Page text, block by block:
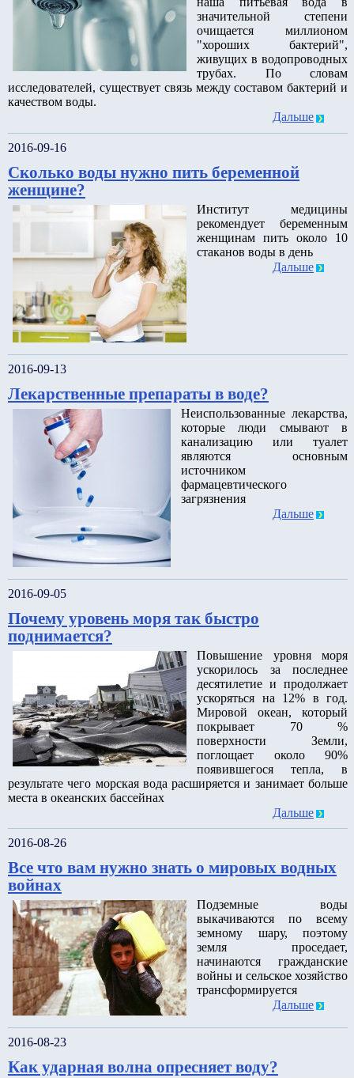
значительной степени
очищается миллионом
"хороших бактерий",
живущих в водопроводных
трубах. По словам
исследователей, существует связь между составом бактерий и
качеством воды.
Дальше
2016-09-16
Сколько воды нужно пить беременной
женщине?
Институт медицины
рекомендует беременным
женщинам пить около 10
стаканов воды в день
Дальше
2016-09-13
Лекарственные препараты в воде?
Неиспользованные лекарства,
которые люди смывают в
канализацию или туалет
являются основным
источником
фармацевтического
загрязнения
Дальше
2016-09-05
Почему уровень моря так быстро
поднимается?
Повышение уровня моря
ускорилось за последнее
десятилетие и продолжает
ускоряться на 12% в год.
Мировой океан, который
покрывает 70 %
поверхности Земли,
поглощает около 90%
появившегося тепла, в
результате чего морская вода расширяется и занимает больше
места в океанских бассейнах
Дальше
2016-08-26
Все что вам нужно знать о мировых водных
войнах
Подземные воды
выкачиваются по всему
земному шару, поэтому
земля проседает,
начинаются гражданские
войны и сельское хозяйство
трансформируется
Дальше
2016-08-23
Как ударная волна опресняет воду?